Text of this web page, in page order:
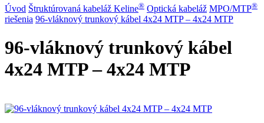
Úvod Štruktúrovaná kabeláž Keline® Optická kabeláž MPO/MTP®
riešenia 96-vláknový trunkový kábel 4x24 MTP – 4x24 MTP
96-vláknový trunkový kábel
4x24 MTP – 4x24 MTP